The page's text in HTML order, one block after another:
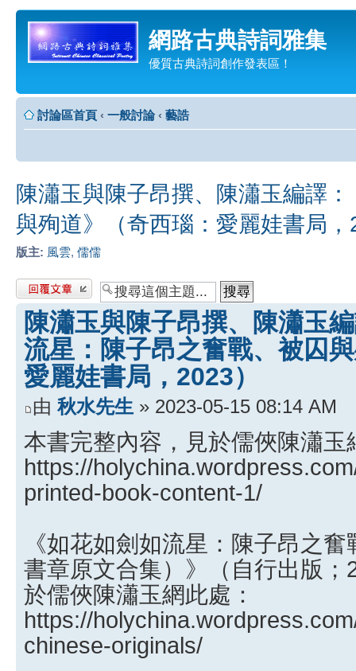
網路古典詩詞雅集
優質古典詩詞創作發表區！
討論區首頁 ‹ 一般討論 ‹ 藝誥
陳瀟玉與陳子昂撰、陳瀟玉編譯
與殉道》（奇西瑙：愛麗娃書局
版主: 風雲, 儒儒
發表回覆
陳瀟玉與陳子昂撰、陳瀟玉
流星：陳子昂之奮戰、被囚
愛麗娃書局，2023）
由 秋水先生 » 2023-05-15 08:14 AM
本書完整內容，見於儒俠陳瀟玉
https://
printed-book-content-1/
《如花如劍如流星：陳子昂之
書章原文合集）》（自行出版；
於儒俠陳瀟玉網此處：
https://
chinese-originals/